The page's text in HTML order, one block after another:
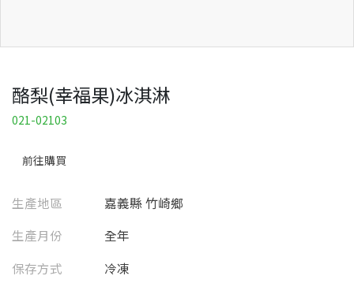
酪梨(幸福果)冰淇淋
021-02103
前往購買
生產地區
嘉義縣 竹崎鄉
生產月份
全年
保存方式
冷凍